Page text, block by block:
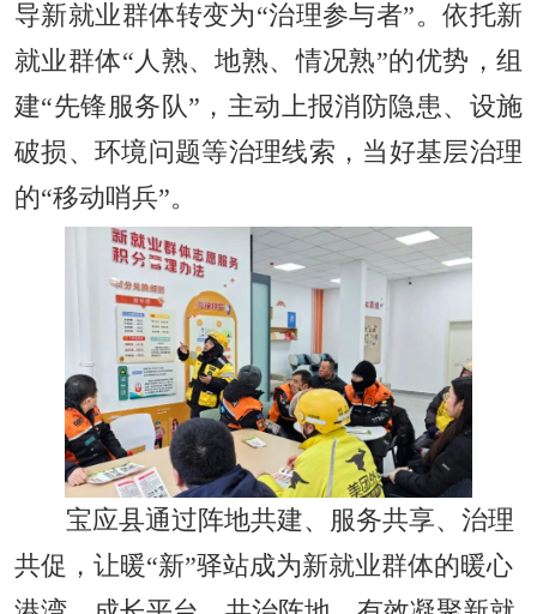
导新就业群体转变为“治理参与者”。依托新
就业群体“人熟、地熟、情况熟”的优势，组
建“先锋服务队”，主动上报消防隐患、设施
破损、环境问题等治理线索，当好基层治理
的“移动哨兵”。
宝应县通过阵地共建、服务共享、治理
共促，让暖“新”驿站成为新就业群体的暖心